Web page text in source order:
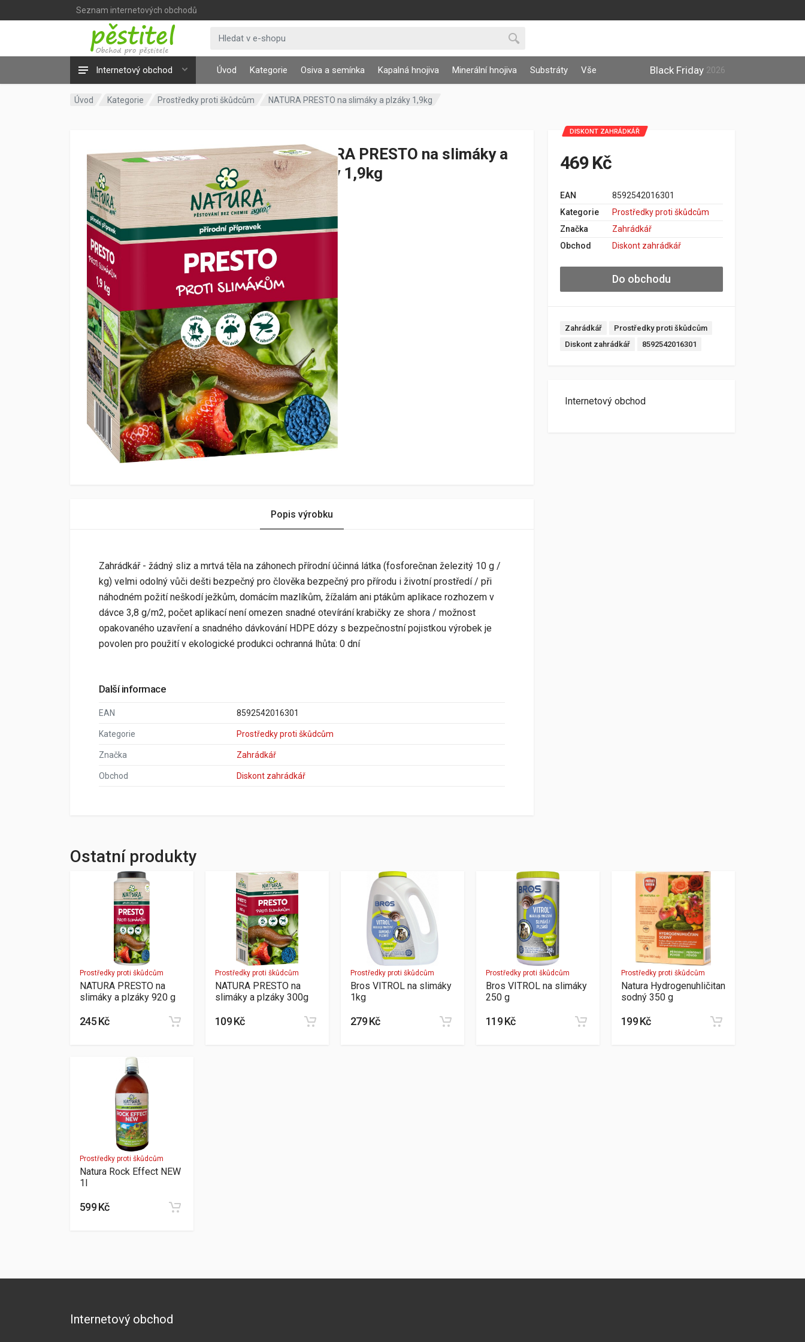
Seznam internetových obchodů
Internetový obchod Úvod Kategorie Osiva a semínka Kapalná hnojiva Minerální hnojiva Substráty Vše Black Friday 2026
Úvod Kategorie Prostředky proti škůdcům NATURA PRESTO na slimáky a plzáky 1,9kg
NATURA PRESTO na slimáky a
plzáky 1,9kg
DISKONT ZAHRÁDKÁŘ
469 Kč
EAN
8592542016301
Kategorie
Prostředky proti škůdcům
Značka
Zahrádkář
Obchod
Diskont zahrádkář
Do obchodu
Zahrádkář
Prostředky proti škůdcům
Diskont zahrádkář
8592542016301
Internetový obchod
Popis výrobku
Zahrádkář - žádný sliz a mrtvá těla na záhonech přírodní účinná látka (fosforečnan železitý 10 g /
kg) velmi odolný vůči dešti bezpečný pro člověka bezpečný pro přírodu i životní prostředí / při
náhodném požití neškodí ježkům, domácím mazlíkům, žížalám ani ptákům aplikace rozhozem v
dávce 3,8 g/m2, počet aplikací není omezen snadné otevírání krabičky ze shora / možnost
opakovaného uzavření a snadného dávkování HDPE dózy s bezpečnostní pojistkou výrobek je
povolen pro použití v ekologické produkci ochranná lhůta: 0 dní
Další informace
EAN 8592542016301
Kategorie Prostředky proti škůdcům
Značka Zahrádkář
Obchod Diskont zahrádkář
Ostatní produkty
Prostředky proti škůdcům
NATURA PRESTO na
slimáky a plzáky 920 g
245 Kč
Prostředky proti škůdcům
NATURA PRESTO na
slimáky a plzáky 300g
109 Kč
Prostředky proti škůdcům
Bros VITROL na slimáky
1kg
279 Kč
Prostředky proti škůdcům
Bros VITROL na slimáky
250 g
119 Kč
Prostředky proti škůdcům
Natura Hydrogenuhličitan
sodný 350 g
199 Kč
Prostředky proti škůdcům
Natura Rock Effect NEW
1l
599 Kč
Internetový obchod